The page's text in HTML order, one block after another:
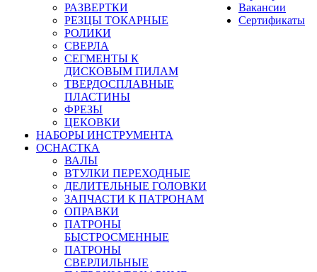
РАЗВЕРТКИ
РЕЗЦЫ ТОКАРНЫЕ
РОЛИКИ
СВЕРЛА
СЕГМЕНТЫ К
ДИСКОВЫМ ПИЛАМ
ТВЕРДОСПЛАВНЫЕ
ПЛАСТИНЫ
ФРЕЗЫ
ЦЕКОВКИ
НАБОРЫ ИНСТРУМЕНТА
ОСНАСТКА
ВАЛЫ
ВТУЛКИ ПЕРЕХОДНЫЕ
ДЕЛИТЕЛЬНЫЕ ГОЛОВКИ
ЗАПЧАСТИ К ПАТРОНАМ
ОПРАВКИ
ПАТРОНЫ
БЫСТРОСМЕННЫЕ
ПАТРОНЫ
СВЕРЛИЛЬНЫЕ
Вакансии
Сертификаты